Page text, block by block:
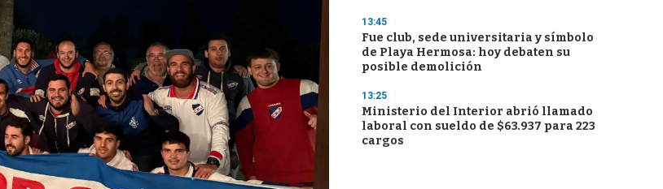
13:45
Fue club, sede universitaria y símbolo
de Playa Hermosa: hoy debaten su
posible demolición
13:25
Ministerio del Interior abrió llamado
laboral con sueldo de $63.937 para 223
cargos